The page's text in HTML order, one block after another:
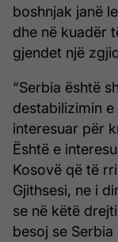
boshnjak janë
dhe në kuadër
gjendet një
“Serbia është
destabilizimin
interesuar për
Është e
Kosovë që të
Gjithsesi, ne i
se në këtë
besoj se